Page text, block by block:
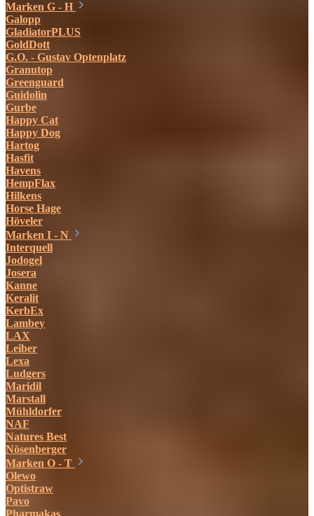
Marken G - H
Galopp
GladiatorPLUS
GoldDott
G.O. - Gustav Optenplatz
Granutop
Greenguard
Guidolin
Gurbe
Happy Cat
Happy Dog
Hartog
Hasfit
Havens
HempFlax
Hilkens
Horse Hage
Höveler
Marken I - N
Interquell
Jodogel
Josera
Kanne
Keralit
KerbEx
Lambey
LAX
Leiber
Lexa
Ludgers
Maridil
Marstall
Mühldorfer
NAF
Natures Best
Nösenberger
Marken O - T
Olewo
Optistraw
Pavo